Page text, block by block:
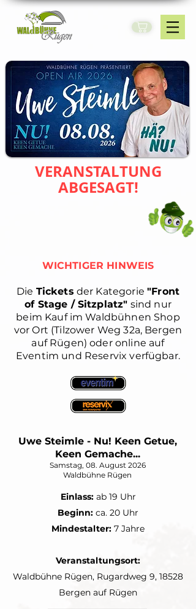
VERANSTALTUNG
ABGESAGT!
WICHTIGER HINWEIS
Die Tickets der Kategorie"Front
of Stage / Sitzplatz" sind nur
beim Kauf im Waldbühnen Shop
vor Ort (Tilzower Weg 32a, Bergen
auf Rügen) oder online auf
Eventim und Reservix verfügbar.
Uwe Steimle - Nu! Keen Getue,
Keen Gemache...
Samstag, 08. August 2026
Waldbühne Rügen
Einlass:ab 19 Uhr
Beginn: ca. 20 Uhr
Mindestalter: 7 Jahre
Veranstaltungsort:
Waldbühne Rügen, Rugardweg 9, 18528
Bergen auf Rügen